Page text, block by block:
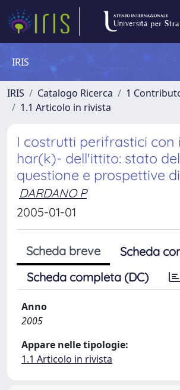
IRIS
IRIS Catalogo Ricerca
1
1.1 Articolo in rivista
I costrutti perifrastici con
har(k)- dell'ittito: stato
questione e prospettive
DARDANO P
2005-01-01
Scheda breve
Scheda
Scheda completa (DC)
Anno
2005
Appare nelle tipologie:
1.1 Articolo in rivista